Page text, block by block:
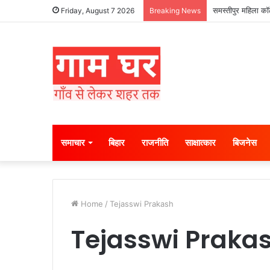
Friday, August 7 2026 Breaking News समस्तीपुर महिला
समाचार बिहार राजनीति साक्षात्कार बिजनेस
Home / Tejasswi Prakash
Tejasswi